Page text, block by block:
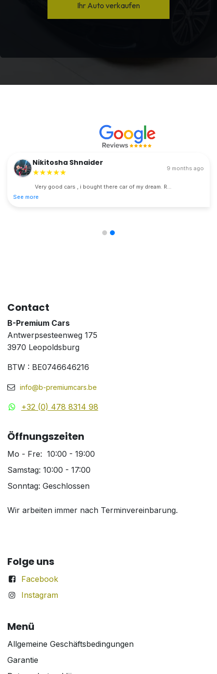
Ihr Auto verkaufen
Nikitosha Shnaider
★★★★★
9 months ago
Very good cars , i bought there car of my dream. R...
See more
Contact
B-Premium Cars
Antwerpsesteenweg 175
3970 Leopoldsburg
BTW : BE0746646216
info@b-premiumcars.be
+32 (0) 478 8314 98
Öffnungszeiten
Mo - Fre: 10:00 - 19:00
Samstag: 10:00 - 17:00
Sonntag: Geschlossen
Wir arbeiten immer nach Terminvereinbarung.
Folge uns
Facebook
Instagram
Menü
Allgemeine Geschäftsbedingungen
Garantie